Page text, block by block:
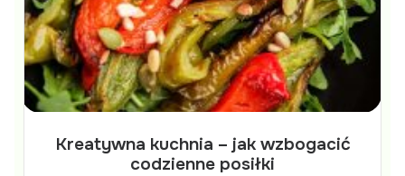
Kreatywna kuchnia – jak wzbogacić
codzienne posiłki